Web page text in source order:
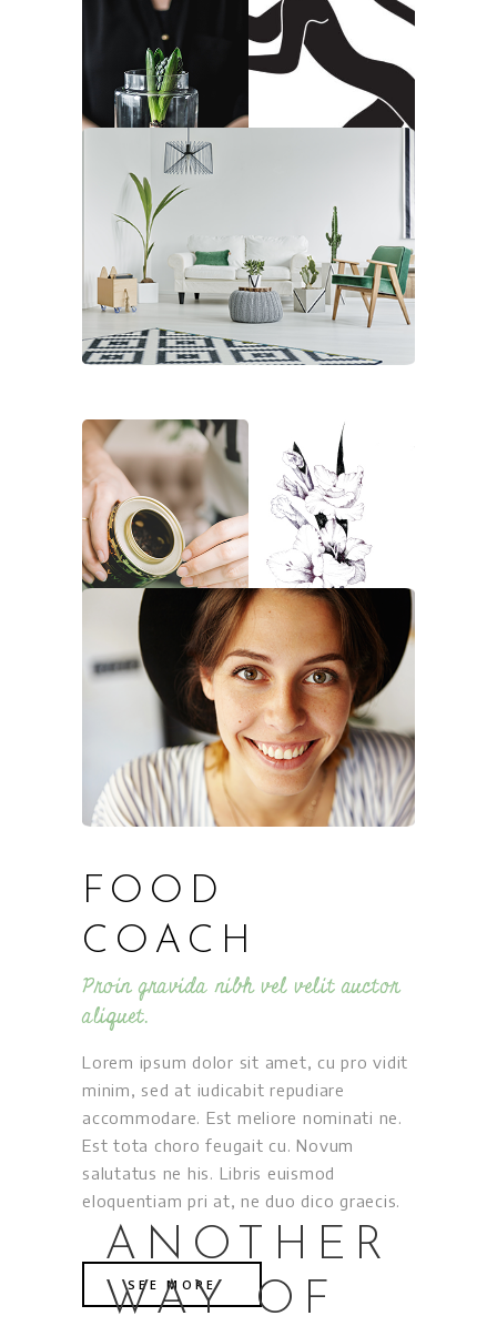
FOOD
COACH
Proin gravida nibh vel velit auctor
aliquet.
Lorem ipsum dolor sit amet, cu pro vidit
minim, sed at iudicabit repudiare
accommodare. Est meliore nominati ne.
Est tota choro feugait cu. Novum
salutatus ne his. Libris euismod
eloquentiam pri at, ne duo dico graecis.
SEE MORE
ANOTHER
WAY OF